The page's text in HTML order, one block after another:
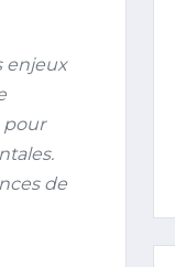
enjeux
pour
de